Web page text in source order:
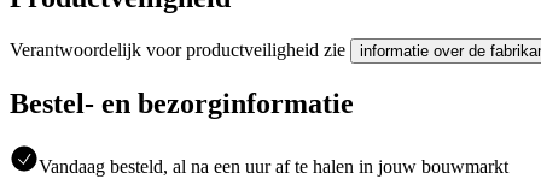
Verantwoordelijk voor productveiligheid zie informatie over de
Bestel- en bezorginformatie
Vandaag besteld, al na een uur af te halen in jouw bouwmarkt